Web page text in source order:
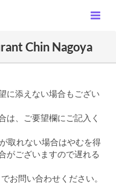
Chin Nagoya
に添えない場合もござい
は、ご要望欄にご記入く
取れない場合はやむを得
がございますので遅れる
お問い合わせください。